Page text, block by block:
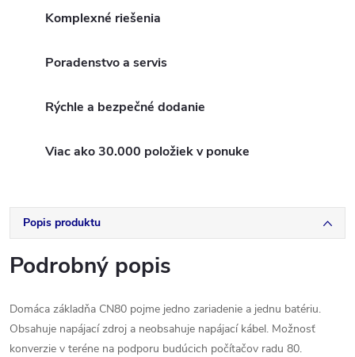
Komplexné riešenia
Poradenstvo a servis
Rýchle a bezpečné dodanie
Viac ako 30.000 položiek v ponuke
Popis produktu
Podrobný popis
Domáca základňa CN80 pojme jedno zariadenie a jednu batériu.
Obsahuje napájací zdroj a neobsahuje napájací kábel. Možnosť
konverzie v teréne na podporu budúcich počítačov radu 80.